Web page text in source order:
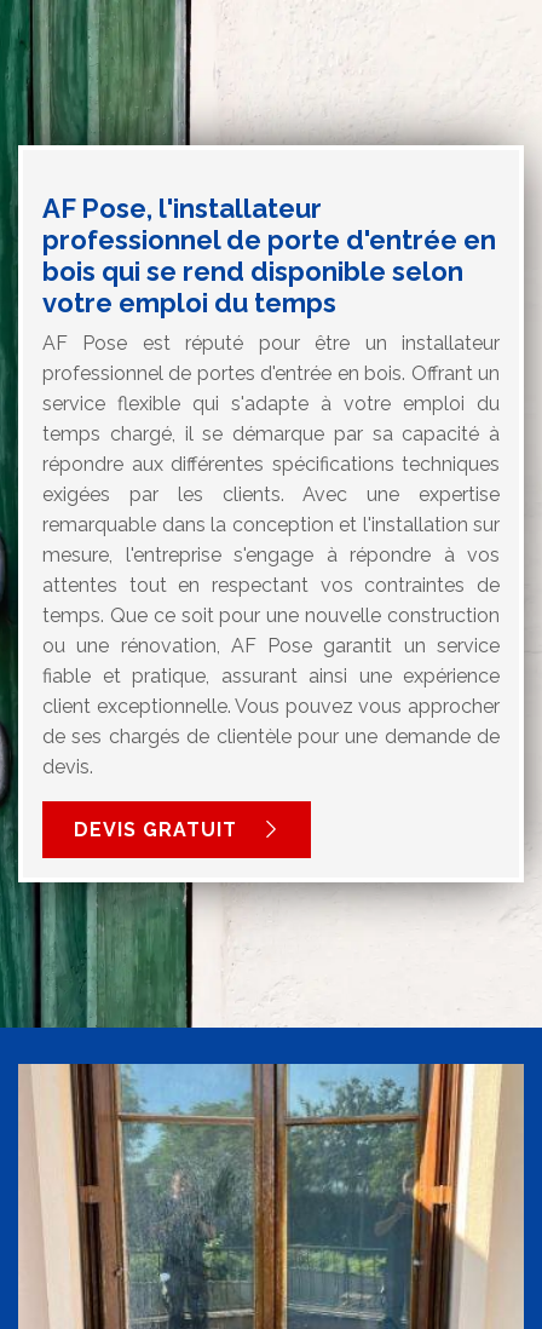
AF Pose, l'installateur
professionnel de porte d'entrée en
bois qui se rend disponible selon
votre emploi du temps
AF Pose est réputé pour être un installateur
professionnel de portes d'entrée en bois. Offrant un
service flexible qui s'adapte à votre emploi du
temps chargé, il se démarque par sa capacité à
répondre aux différentes spécifications techniques
exigées par les clients. Avec une expertise
remarquable dans la conception et l'installation sur
mesure, l'entreprise s'engage à répondre à vos
attentes tout en respectant vos contraintes de
temps. Que ce soit pour une nouvelle construction
ou une rénovation, AF Pose garantit un service
fiable et pratique, assurant ainsi une expérience
client exceptionnelle. Vous pouvez vous approcher
de ses chargés de clientèle pour une demande de
devis.
DEVIS GRATUIT